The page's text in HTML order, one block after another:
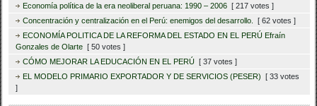
Economía política de la era neoliberal peruana: 1990 – 2006 [ 217 votes ]
Concentración y centralización en el Perú: enemigos del desarrollo.
[ 62 votes ]
ECONOMÍA POLITICA DE LA REFORMA DEL ESTADO EN EL PERÚ Efraín
Gonzales de Olarte [ 50 votes ]
CÓMO MEJORAR LA EDUCACIÓN EN EL PERÚ [ 37 votes ]
EL MODELO PRIMARIO EXPORTADOR Y DE SERVICIOS (PESER) [ 33 votes
]